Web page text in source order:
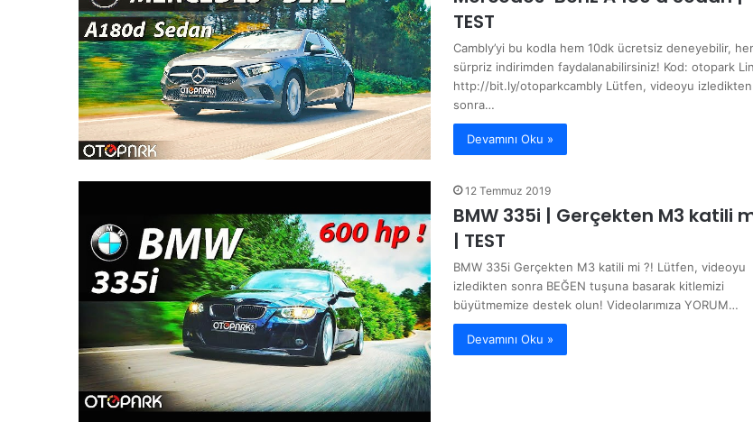
TEST
Cambly’yi bu kodla hem 10dk ücretsiz deneyebilir,
sürpriz indirimden faydalanabilirsiniz! Kod: otopark
http://bit.ly/otoparkcambly Lütfen, videoyu izledikten
sonra…
Devamını Oku »
12 Temmuz 2019
BMW 335i | Gerçekten M3 katili
| TEST
BMW 335i Gerçekten M3 katili mi ?! Lütfen, videoyu
izledikten sonra BEĞEN tuşuna basarak kitlemizi
büyütmemize destek olun! Videolarımıza YORUM…
Devamını Oku »